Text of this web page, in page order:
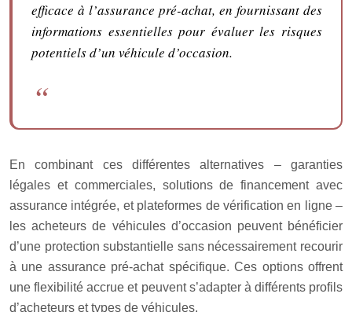
efficace à l’assurance pré-achat, en fournissant des
informations essentielles pour évaluer les risques
potentiels d’un véhicule d’occasion.
En combinant ces différentes alternatives – garanties
légales et commerciales, solutions de financement avec
assurance intégrée, et plateformes de vérification en ligne –
les acheteurs de véhicules d’occasion peuvent bénéficier
d’une protection substantielle sans nécessairement recourir
à une assurance pré-achat spécifique. Ces options offrent
une flexibilité accrue et peuvent s’adapter à différents profils
d’acheteurs et types de véhicules.